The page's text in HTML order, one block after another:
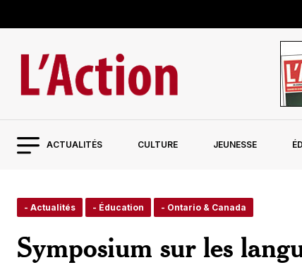
ACTUALITÉS CULTURE JEUNESSE
- Actualités - Éducation - Ontario & Canada
Symposium sur les